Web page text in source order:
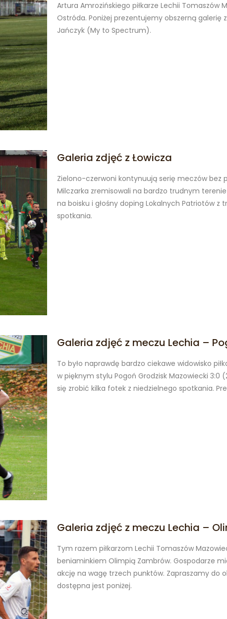
Artura Amrozińskiego piłkarze Lechii Tomaszów
Ostróda. Poniżej prezentujemy obszerną
Jańczyk (My to Spectrum).
Galeria zdjęć z Łowicza
Zielono-czerwoni kontynuują serię meczów bez
Milczarka zremisowali na bardzo trudnym terenie
na boisku i głośny doping Lokalnych Patriotów
spotkania.
Galeria zdjęć z meczu Lechia –
To było naprawdę bardzo ciekawe widowisko
w pięknym stylu Pogoń Grodzisk Mazowiecki 3:0
się zrobić kilka fotek z niedzielnego spotkania.
Galeria zdjęć z meczu Lechia –
Tym razem piłkarzom Lechii Tomaszów
beniaminkiem Olimpią Zambrów. Gospodarze
akcję na wagę trzech punktów. Zapraszamy do
dostępna jest poniżej.